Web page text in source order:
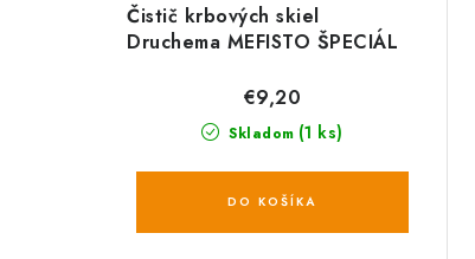
Čistič krbových skiel
Druchema MEFISTO ŠPECIÁL
Skladom (1 ks)
€9,20
DO KOŠÍKA